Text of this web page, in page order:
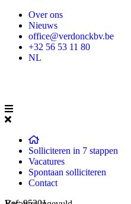
Over ons
Nieuws
office@verdonckbv.be
+32 56 53 11 80
NL
Solliciteren in 7 stappen
Vacatures
Spontaan solliciteren
Contact